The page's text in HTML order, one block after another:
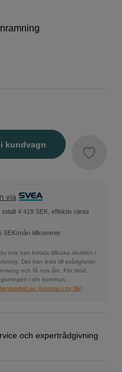
kundvagn
via
totalt 4 419 SEK, effektiv ränta
SEK/mån tillkommer
inte kan betala tillbaka skulden i
Det kan leda till svårigheter
och få nya lån. För stöd,
i din kommun.
(öppnas i ny flik)
och expertrådgivning